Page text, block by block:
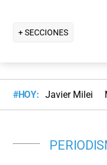
+ SECCIONES
#HOY: Javier Milei